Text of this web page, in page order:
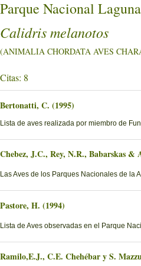
Parque Nacional
Calidris melanotos
(ANIMALIA CHORDATA AVES
Citas: 8
Bertonatti, C. (1995)
Lista de aves realizada por miembro de
Chebez, J.C., Rey, N.R., Babarskas &
Las Aves de los Parques Nacionales de la
Pastore, H. (1994)
Lista de Aves observadas en el Parque
Ramilo,E.J., C.E. Chehébar y S.